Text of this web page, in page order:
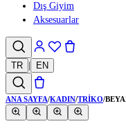
Dış Giyim
Aksesuarlar
TR EN
ANA SAYFA/KADIN/TRIKO/